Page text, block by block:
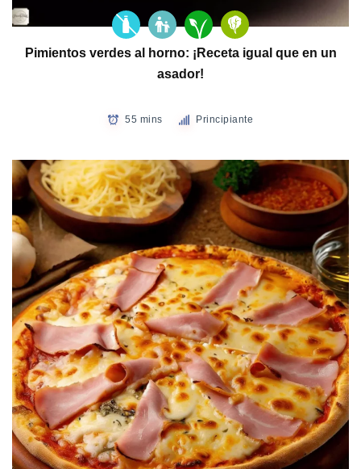
Pimientos verdes al horno: ¡Receta igual que en un
asador!
55 mins Principiante